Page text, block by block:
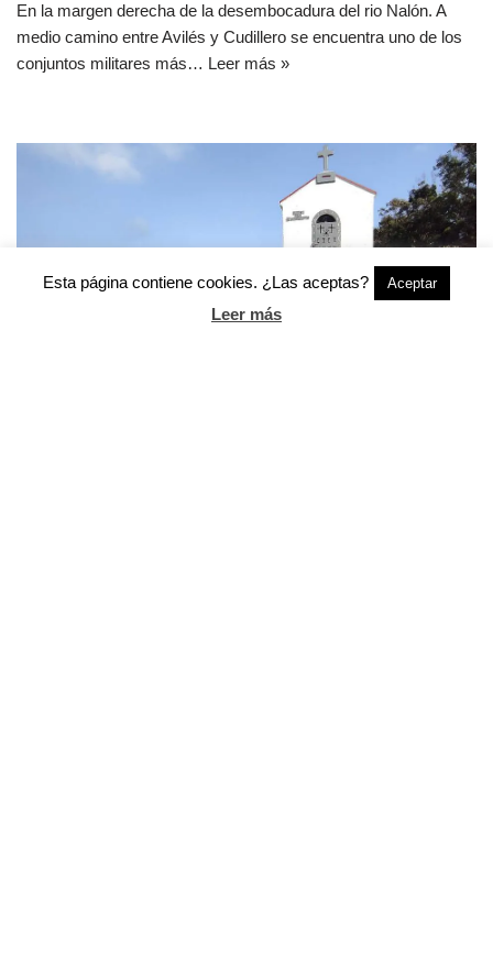
En la margen derecha de la desembocadura del rio Nalón. A
medio camino entre Avilés y Cudillero se encuentra uno de los
conjuntos militares más… Leer más »
Esta página contiene cookies. ¿Las aceptas? Aceptar
Leer más